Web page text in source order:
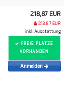
218,87 EUR
213,87 EUR
inkl. Ausstattung
FREIE PLÄTZE
VORHANDEN
Anmelden